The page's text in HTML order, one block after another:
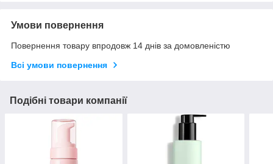
Умови повернення
Повернення товару впродовж 14 днів за домовленістю
Всі умови повернення
Подібні товари компанії